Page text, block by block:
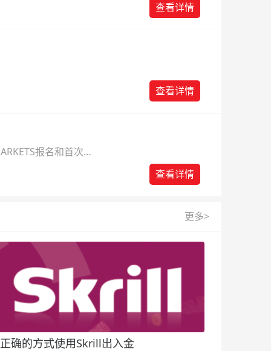
查看详情
查看详情
报名和首次入
查看详情
更多>
确的方式使用Skrill出入金